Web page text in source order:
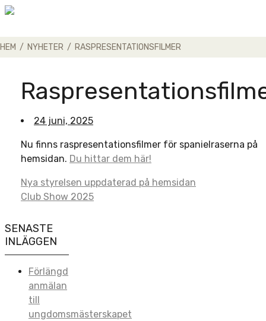
Skip
content
HEM / NYHETER / RASPRESENTATIONSFILMER
24 juni, 2025
Nu finns raspresentationsfilmer för spanielraserna på
hemsidan. Du hittar dem här!
Post
navigation
Nya styrelsen uppdaterad på hemsidan
Club Show 2025
SENASTE
INLÄGGEN
Förlängd
anmälan
till
ungdomsmästerskapet